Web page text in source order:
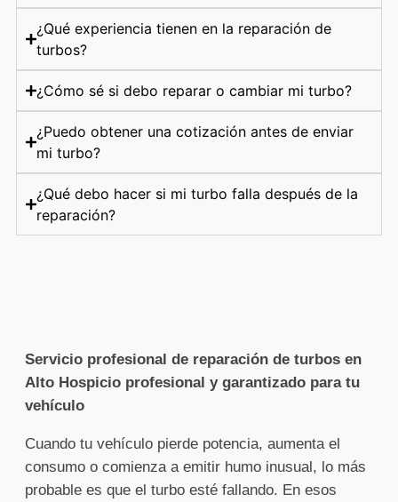
¿Qué experiencia tienen en la reparación de
turbos?
¿Cómo sé si debo reparar o cambiar mi turbo?
¿Puedo obtener una cotización antes de enviar
mi turbo?
¿Qué debo hacer si mi turbo falla después de la
reparación?
Servicio profesional de reparación de turbos en
Alto Hospicio profesional y garantizado para tu
vehículo
Cuando tu vehículo pierde potencia, aumenta el
consumo o comienza a emitir humo inusual, lo más
probable es que el turbo esté fallando. En esos